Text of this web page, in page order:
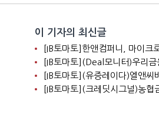
이 기자의 최신글